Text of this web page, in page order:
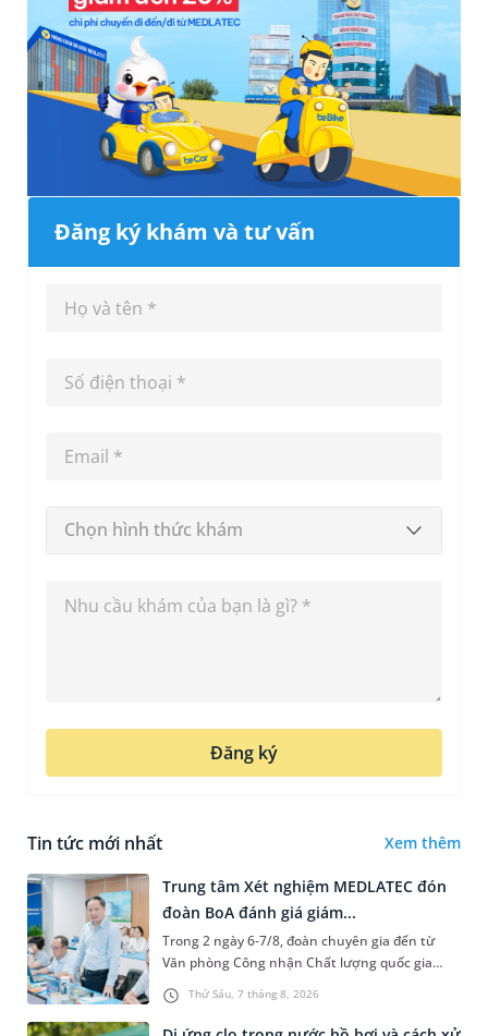
Đăng ký khám và tư vấn
Chọn hình thức khám
Đăng ký
Tin tức mới nhất Xem thêm
Thứ Sáu, 7 tháng 8, 2026
Trung tâm Xét nghiệm MEDLATEC đón
đoàn BoA đánh giá giám...
Trong 2 ngày 6-7/8, đoàn chuyên gia đến từ
Văn phòng Công nhận Chất lượng quốc gia
(BoA) đã ghi nhận và đánh giá cao nỗ lực duy trì
hệ thống quản lý chất lượ...